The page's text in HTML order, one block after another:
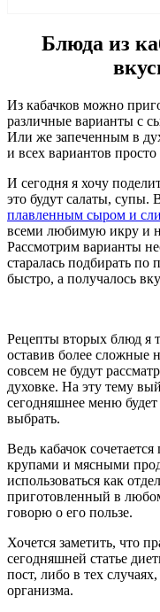
Блюда из
Из кабачков можно
различные варианты с
Или же запеченным в
и всех вариантов просто
И сегодня я хочу
это будут салаты, супы.
плавленным сыром и
всеми любимую икру и
Рассмотрим варианты
старалась подбирать
быстро, а получалось
Рецепты вторых блюд я
оставив более сложные
совсем не будут
духовке. На эту тему
сегодняшнее меню
выбрать.
Ведь кабачок
крупами и мясными
использоваться как
приготовленный в
говорю о его пользе.
Хочется заметить, что
сегодняшней статье
пост, либо в тех случаях,
организма.